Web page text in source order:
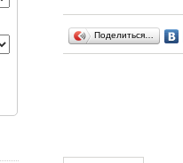
Поделиться…